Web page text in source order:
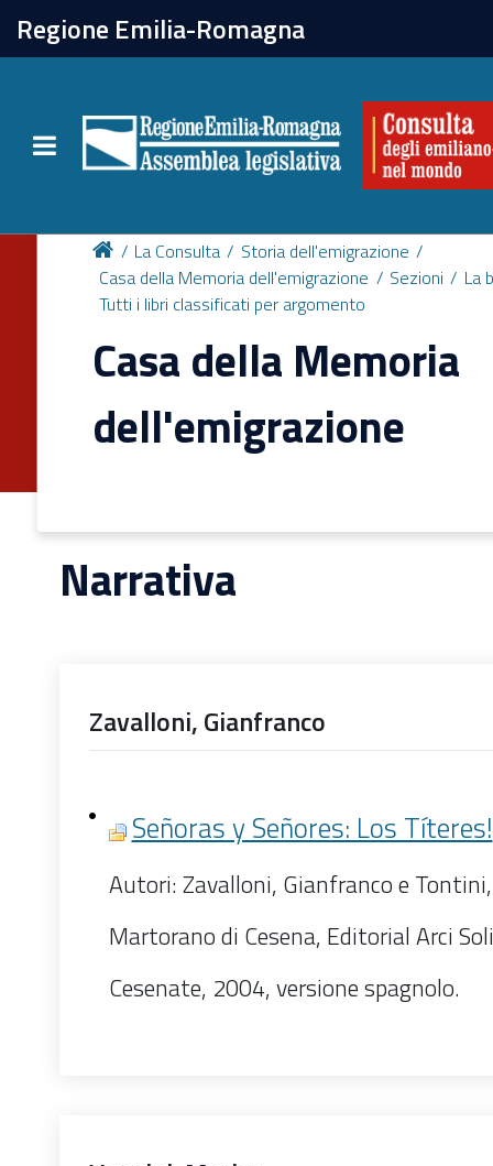
Regione Emilia-Romagna
Toggle navigation
chiudi
Attività
Per chi vive all'estero
Newsletter
La Consulta
Storia dell'emigrazione
Casa della Memoria dell'emigrazione
Sezioni
La
Tutti i libri classificati per argomento
Casa della Memoria
dell'emigrazione
Narrativa
Zavalloni, Gianfranco
Señoras y Señores: Los Títeres!
Autori: Zavalloni, Gianfranco e
Martorano di Cesena, Editorial Arci
Cesenate, 2004, versione spagnolo.